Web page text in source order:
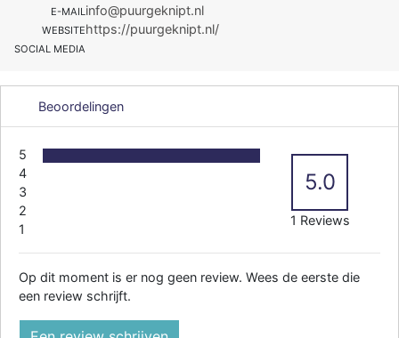
E-MAILinfo@puurgeknipt.nl
WEBSITEhttps://puurgeknipt.nl/
SOCIAL MEDIA
Beoordelingen
5
4
3
2
1
5.0
1 Reviews
Op dit moment is er nog geen review. Wees de eerste die
een review schrijft.